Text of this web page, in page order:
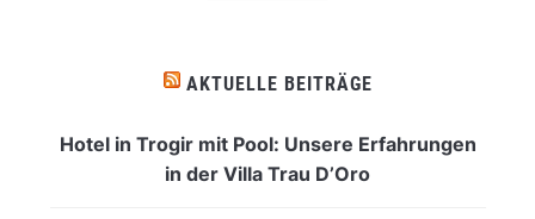
AKTUELLE BEITRÄGE
Hotel in Trogir mit Pool: Unsere Erfahrungen
in der Villa Trau D’Oro